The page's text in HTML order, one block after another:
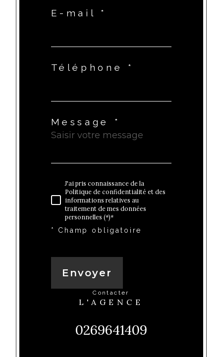
E-mail *
Téléphone *
Message *
J'ai pris connaissance de la
Politique de confidentialité et des
informations relatives au
traitement de mes données
personnelles (*)*
* Champ obligatoire
Envoyer
contacter
L'AGENCE
0269641409